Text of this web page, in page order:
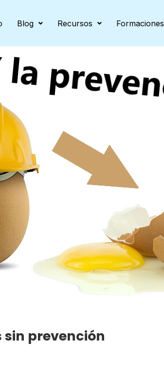
Blog Recursos Formaciones
sin prevención